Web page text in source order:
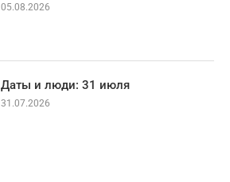
05.08.2026
Даты и люди: 31 июля
31.07.2026